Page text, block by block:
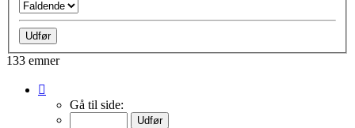
133 emner
Gå til side: